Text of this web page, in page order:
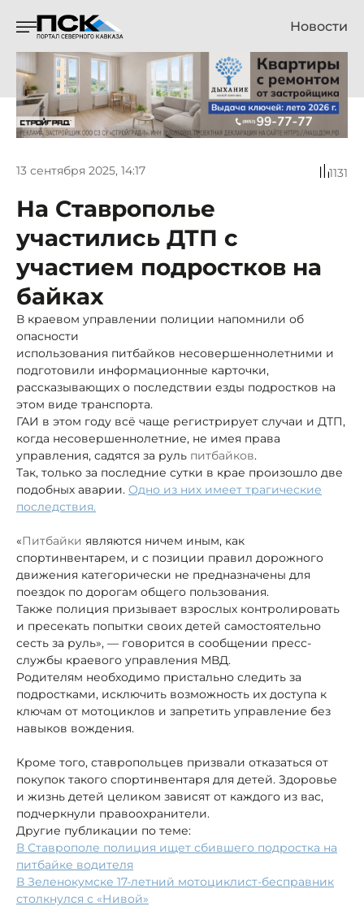
Новости
13 сентября 2025, 14:17 1131
На Ставрополье
участились ДТП с
участием подростков на
байках
В краевом управлении полиции напомнили об
опасности
использования питбайков несовершеннолетними и
подготовили информационные карточки,
рассказывающих о последствии езды подростков на
этом виде транспорта.
ГАИ в этом году всё чаще регистрирует случаи и ДТП,
когда несовершеннолетние, не имея права
управления, садятся за руль питбайков.
Так, только за последние сутки в крае произошло две
подобных аварии. Одно из них имеет трагические
последствия.
«Питбайки являются ничем иным, как
спортинвентарем, и с позиции правил дорожного
движения категорически не предназначены для
поездок по дорогам общего пользования.
Также полиция призывает взрослых контролировать
и пресекать попытки своих детей самостоятельно
сесть за руль», — говорится в сообщении пресс-
службы краевого управления МВД.
Родителям необходимо пристально следить за
подростками, исключить возможность их доступа к
ключам от мотоциклов и запретить управление без
навыков вождения.
Кроме того, ставропольцев призвали отказаться от
покупок такого спортинвентаря для детей. Здоровье
и жизнь детей целиком зависят от каждого из вас,
подчеркнули правоохранители.
Другие публикации по теме:
В Ставрополе полиция ищет сбившего подростка на
питбайке водителя
В Зеленокумске 17-летний мотоциклист-бесправник
столкнулся с «Нивой»